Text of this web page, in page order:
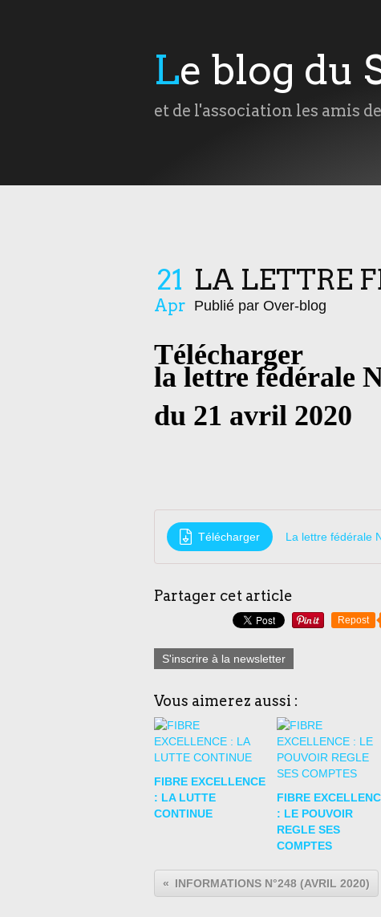
Le blog du
et de l'association les amis
21
Apr
LA LETTRE
Publié par Over-blog
Télécharger
la lettre fédérale
du 21 avril 2020
Télécharger La lettre fédérale
Partager cet article
Repost
S'inscrire à la newsletter
Vous aimerez aussi :
FIBRE EXCELLENCE
: LA LUTTE
CONTINUE
FIBRE
: LE POUVOIR
REGLE SES
COMPTES
INFORMATIONS N°248 (AVRIL 2020)